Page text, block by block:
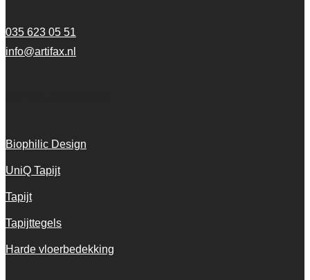
035 623 05 51
info@artifax.nl
Biophilic Design
UniQ Tapijt
Tapijt
Tapijttegels
Harde vloerbedekking